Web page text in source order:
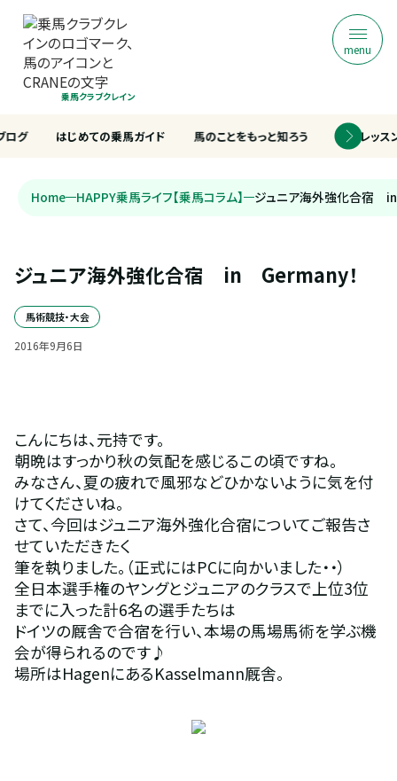
乗馬クラブクレイン
menu
はじめての乗馬ガイド 馬のことをもっと知ろう 乗馬レッス
ログ
Home HAPPY乗馬ライフ【乗馬コラム】 ジュニア海外強化合宿
ジュニア海外強化合宿　in　Germany！
馬術競技・大会
2016年9月6日
こんにちは、元持です。
朝晩はすっかり秋の気配を感じるこの頃ですね。
みなさん、夏の疲れで風邪などひかないように気を付
けてくださいね。
さて、今回はジュニア海外強化合宿についてご報告さ
せていただきたく
筆を執りました。（正式にはPCに向かいました・・）
全日本選手権のヤングとジュニアのクラスで上位3位
までに入った計6名の選手たちは
ドイツの厩舎で合宿を行い、本場の馬場馬術を学ぶ機
会が得られるのです♪
場所はHagenにあるKasselmann厩舎。